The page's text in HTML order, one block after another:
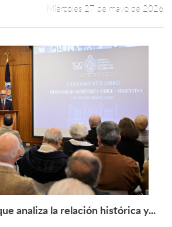
Miércoles 27 de mayo de 2026
Leer más +
analiza la relación histórica y...